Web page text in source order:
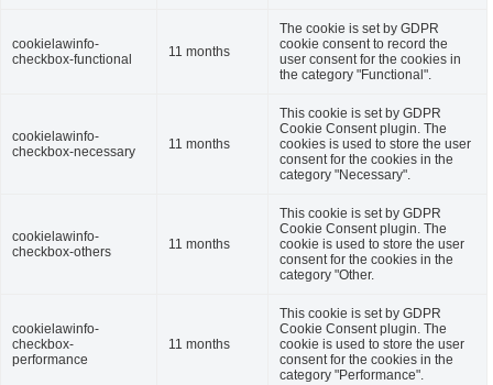
cookielawinfo-
checkbox-functional
11 months
The cookie is set by GDPR
cookie consent to record the
user consent for the cookies in
the category "Functional".
cookielawinfo-
checkbox-necessary
11 months
This cookie is set by GDPR
Cookie Consent plugin. The
cookies is used to store the user
consent for the cookies in the
category "Necessary".
cookielawinfo-
checkbox-others
11 months
This cookie is set by GDPR
Cookie Consent plugin. The
cookie is used to store the user
consent for the cookies in the
category "Other.
cookielawinfo-
checkbox-
performance
11 months
This cookie is set by GDPR
Cookie Consent plugin. The
cookie is used to store the user
consent for the cookies in the
category "Performance".